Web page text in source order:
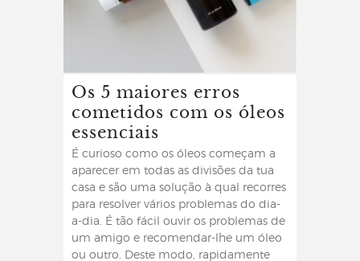
Os 5 maiores erros
cometidos com os óleos
essenciais
É curioso como os óleos começam a
aparecer em todas as divisões da tua
casa e são uma solução à qual recorres
para resolver vários problemas do dia-
a-dia. É tão fácil ouvir os problemas de
um amigo e recomendar-lhe um óleo
ou outro. Deste modo, rapidamente